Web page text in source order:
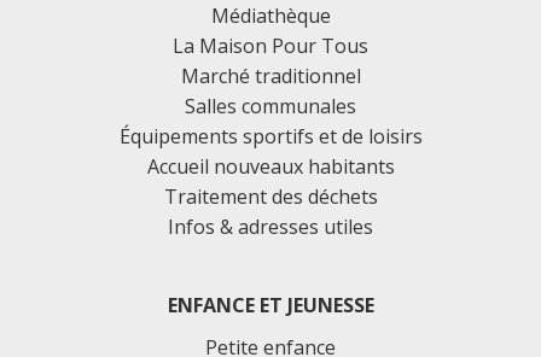
Médiathèque
La Maison Pour Tous
Marché traditionnel
Salles communales
Équipements sportifs et de loisirs
Accueil nouveaux habitants
Traitement des déchets
Infos & adresses utiles
ENFANCE ET JEUNESSE
Petite enfance